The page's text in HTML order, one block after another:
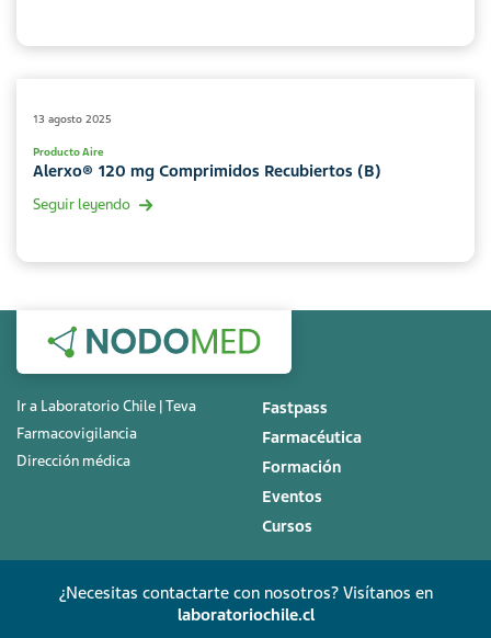
13 agosto 2025
Producto Aire
Alerxo® 120 mg Comprimidos Recubiertos (B)
Seguir leyendo
Ir a Laboratorio Chile | Teva
Farmacovigilancia
Dirección médica
Fastpass
Farmacéutica
Formación
Eventos
Cursos
¿Necesitas contactarte con nosotros? Visítanos en
laboratoriochile.cl